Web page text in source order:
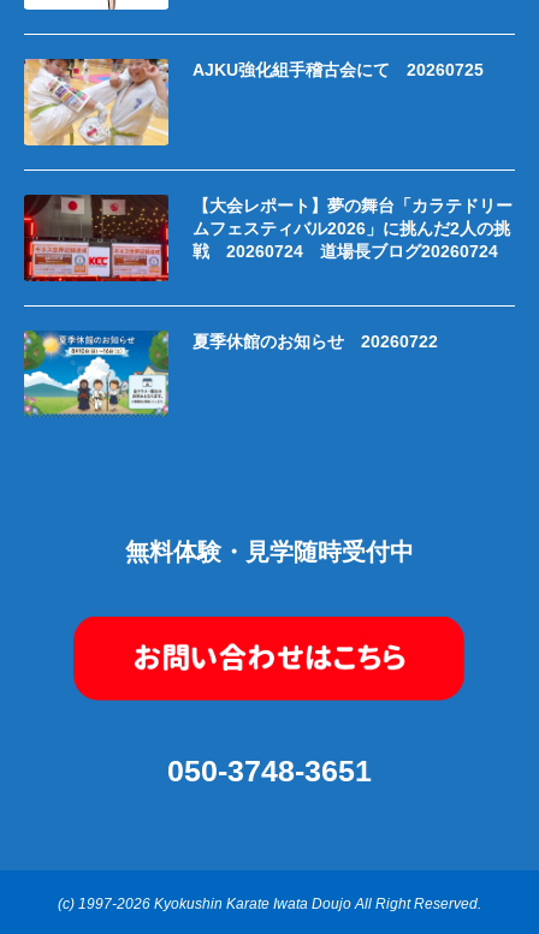
AJKU強化組手稽古会にて 20260725
【大会レポート】夢の舞台「カラテドリー
ムフェスティバル2026」に挑んだ2人の挑
戦 20260724 道場長ブログ20260724
夏季休館のお知らせ 20260722
無料体験・見学随時受付中
050-3748-3651
(c) 1997-2026 Kyokushin Karate Iwata Doujo All Right Reserved.